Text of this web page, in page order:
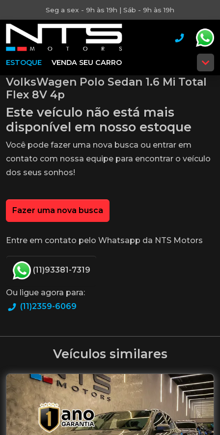
Seg a sex - 9h às 19h | Sáb - 9h às 19h
ESTOQUE VENDA SEU CARRO
VolksWagen Polo Sedan 1.6 Mi Total
Flex 8V 4p
Este veículo não está mais
disponível em nosso estoque
Você pode fazer uma nova busca ou entrar em
contato com nossa equipe para encontrar o veículo
dos seus sonhos!
Fazer uma nova busca
Entre em contato pelo Whatsapp da NTS Motors
(11)93381-7319
Ou ligue agora para:
(11)2359-6069
Veículos similares